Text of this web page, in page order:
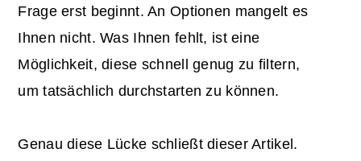
Frage erst beginnt. An Optionen mangelt es
Ihnen nicht. Was Ihnen fehlt, ist eine
Möglichkeit, diese schnell genug zu filtern,
um tatsächlich durchstarten zu können.
Genau diese Lücke schließt dieser Artikel.